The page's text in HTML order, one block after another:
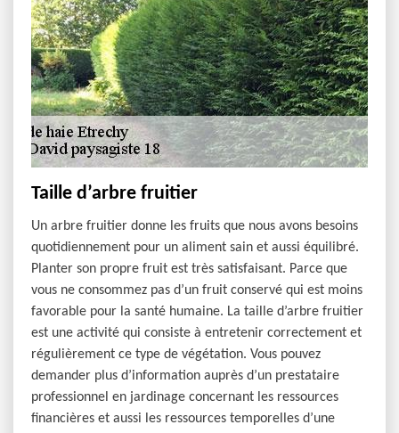
Taille d’arbre fruitier
Un arbre fruitier donne les fruits que nous avons besoins
quotidiennement pour un aliment sain et aussi équilibré.
Planter son propre fruit est très satisfaisant. Parce que
vous ne consommez pas d’un fruit conservé qui est moins
favorable pour la santé humaine. La taille d’arbre fruitier
est une activité qui consiste à entretenir correctement et
régulièrement ce type de végétation. Vous pouvez
demander plus d’information auprès d’un prestataire
professionnel en jardinage concernant les ressources
financières et aussi les ressources temporelles d’une